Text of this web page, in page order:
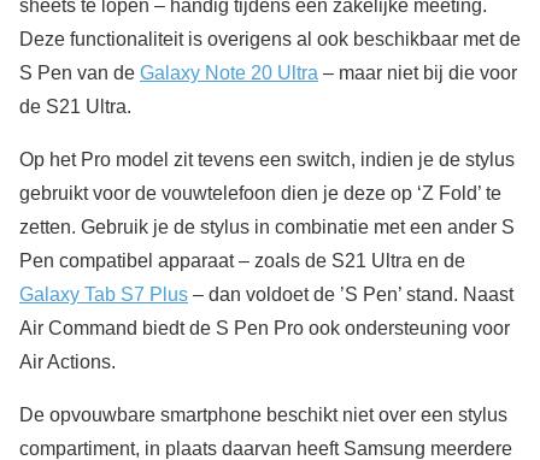
sheets te lopen – handig tijdens een zakelijke meeting.
Deze functionaliteit is overigens al ook beschikbaar met de
S Pen van de Galaxy Note 20 Ultra – maar niet bij die voor
de S21 Ultra.
Op het Pro model zit tevens een switch, indien je de stylus
gebruikt voor de vouwtelefoon dien je deze op ‘Z Fold’ te
zetten. Gebruik je de stylus in combinatie met een ander S
Pen compatibel apparaat – zoals de S21 Ultra en de
Galaxy Tab S7 Plus – dan voldoet de ’S Pen’ stand. Naast
Air Command biedt de S Pen Pro ook ondersteuning voor
Air Actions.
De opvouwbare smartphone beschikt niet over een stylus
compartiment, in plaats daarvan heeft Samsung meerdere